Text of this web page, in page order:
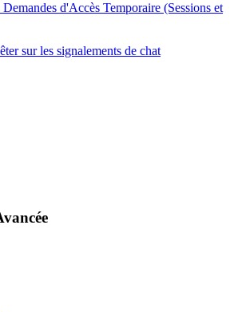
d'Accès Temporaire (Sessions et
sur les signalements de chat